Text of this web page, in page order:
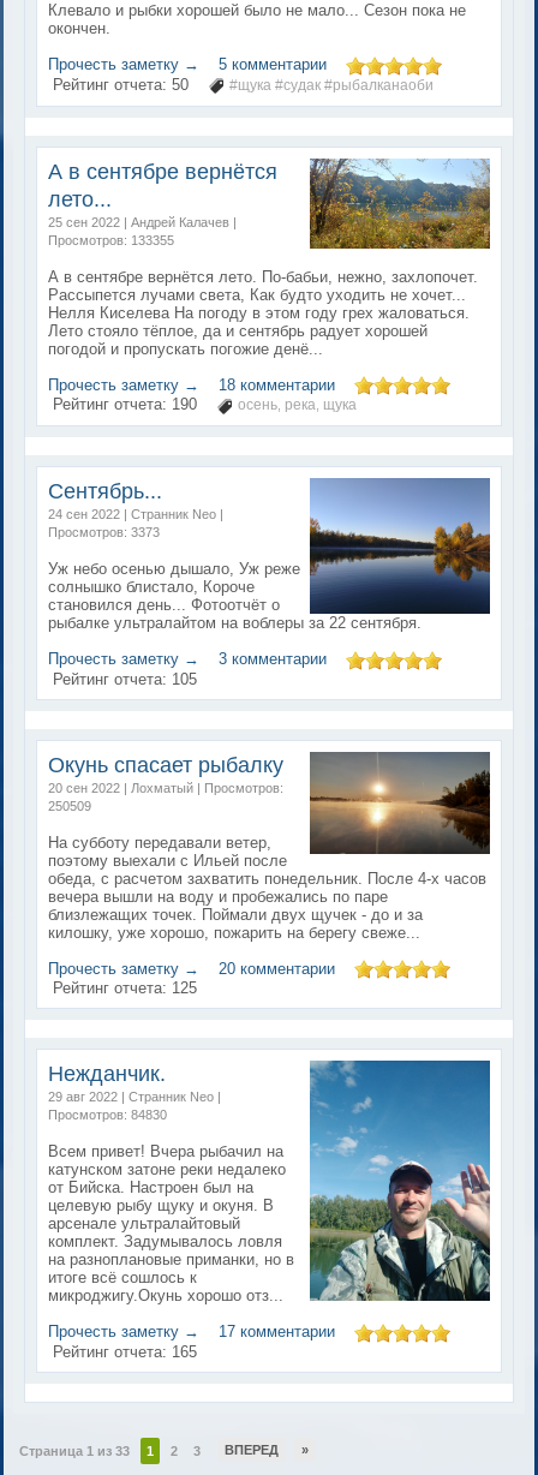
Клевало и рыбки хорошей было не мало... Сезон пока не
окончен.
Прочесть заметку →
5 комментарии
Рейтинг отчета:50 #щука #судак #рыбалканаоби
А в сентябре вернётся
лето...
25 сен 2022 | Андрей Калачев |
Просмотров: 133355
А в сентябре вернётся лето. По-бабьи, нежно, захлопочет.
Рассыпется лучами света, Как будто уходить не хочет...
Нелля Киселева На погоду в этом году грех жаловаться.
Лето стояло тёплое, да и сентябрь радует хорошей
погодой и пропускать погожие денё...
Прочесть заметку →
18 комментарии
Рейтинг отчета: 190 осень река щука
Сентябрь...
24 сен 2022 | Странник Neo |
Просмотров: 3373
Уж небо осенью дышало, Уж реже
солнышко блистало, Короче
становился день... Фотоотчёт о
рыбалке ультралайтом на воблеры за 22 сентября.
Прочесть заметку →
3 комментарии
Рейтинг отчета: 105
Окунь спасает рыбалку
20 сен 2022 | Лохматый | Просмотров:
250509
На субботу передавали ветер,
поэтому выехали с Ильей после
обеда, с расчетом захватить понедельник. После 4-х часов
вечера вышли на воду и пробежались по паре
близлежащих точек. Поймали двух щучек - до и за
килошку, уже хорошо, пожарить на берегу свеже...
Прочесть заметку →
20 комментарии
Рейтинг отчета: 125
Нежданчик.
29 авг 2022 | Странник Neo |
Просмотров: 84830
Всем привет! Вчера рыбачил на
катунском затоне реки недалеко
от Бийска. Настроен был на
целевую рыбу щуку и окуня. В
арсенале ультралайтовый
комплект. Задумывалось ловля
на разноплановые приманки, но в
итоге всё сошлось к
микроджигу.Окунь хорошо отз...
Прочесть заметку →
17 комментарии
Рейтинг отчета: 165
Страница 1 из 33 1 2 3 ВПЕРЕД »